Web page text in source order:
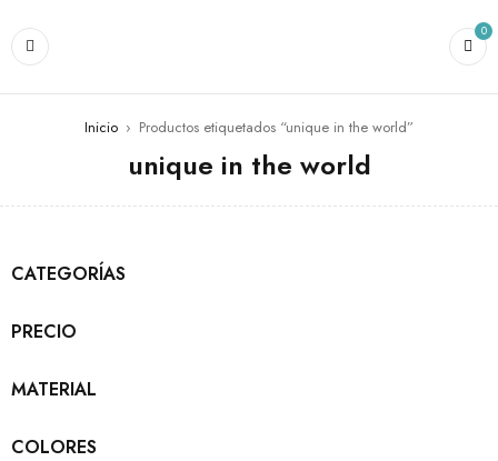
0
Inicio › Productos etiquetados “unique in the world”
unique in the world
CATEGORÍAS
PRECIO
MATERIAL
COLORES